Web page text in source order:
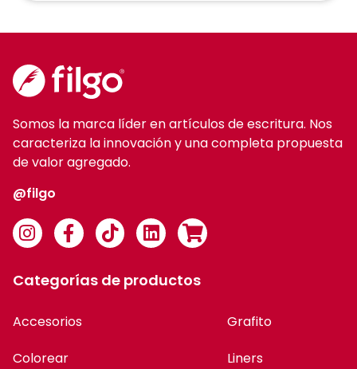
Somos la marca líder en artículos de escritura. Nos
caracteriza la innovación y una completa propuesta
de valor agregado.
@filgo
Categorías de productos
Accesorios
Colorear
Grafito
Liners